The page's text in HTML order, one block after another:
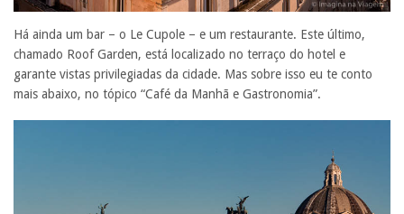
Há ainda um bar – o Le Cupole – e um restaurante. Este último,
chamado Roof Garden, está localizado no terraço do hotel e
garante vistas privilegiadas da cidade. Mas sobre isso eu te conto
mais abaixo, no tópico “Café da Manhã e Gastronomia”.